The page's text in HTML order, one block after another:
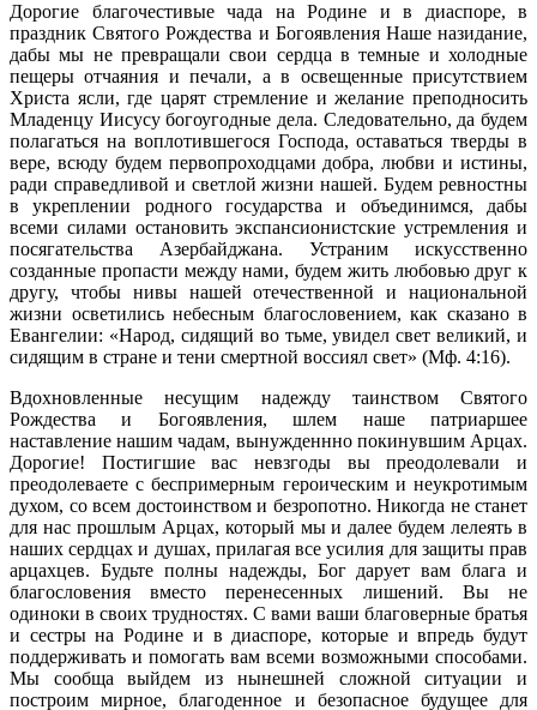
Дорогие благочестивые чада на Родине и в диаспоре, в
праздник Святого Рождества и Богоявления Наше назидание,
дабы мы не превращали свои сердца в темные и холодные
пещеры отчаяния и печали, а в освещенные присутствием
Христа ясли, где царят стремление и желание преподносить
Младенцу Иисусу богоугодные дела. Следовательно, да будем
полагаться на воплотившегося Господа, оставаться тверды в
вере, всюду будем первопроходцами добра, любви и истины,
ради справедливой и светлой жизни нашей. Будем ревностны
в укреплении родного государства и объединимся, дабы
всеми силами остановить экспансионистские устремления и
посягательства Азербайджана. Устраним искусственно
созданные пропасти между нами, будем жить любовью друг к
другу, чтобы нивы нашей отечественной и национальной
жизни осветились небесным благословением, как сказано в
Евангелии: «Народ, сидящий во тьме, увидел свет великий, и
сидящим в стране и тени смертной воссиял свет» (Мф. 4:16).
Вдохновленные несущим надежду таинством Святого
Рождества и Богоявления, шлем наше патриаршее
наставление нашим чадам, вынужденнно покинувшим Арцах.
Дорогие! Постигшие вас невзгоды вы преодолевали и
преодолеваете с беспримерным героическим и неукротимым
духом, со всем достоинством и безропотно. Никогда не станет
для нас прошлым Арцах, который мы и далее будем лелеять в
наших сердцах и душах, прилагая все усилия для защиты прав
арцахцев. Будьте полны надежды, Бог дарует вам блага и
благословения вместо перенесенных лишений. Вы не
одиноки в своих трудностях. С вами ваши благоверные братья
и сестры на Родине и в диаспоре, которые и впредь будут
поддерживать и помогать вам всеми возможными способами.
Мы сообща выйдем из нынешней сложной ситуации и
построим мирное, благоденное и безопасное будущее для